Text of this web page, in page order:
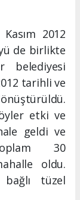
2012
de birlikte
belediyesi
tarihli ve
etki ve
geldi ve
30
oldu.
tüzel